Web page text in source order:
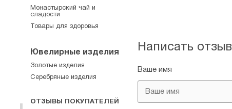
Написать отзыв
Ваше имя
Монастырский чай и
сладости
Товары для здоровья
Ювелирные изделия
Золотые изделия
Серебряные изделия
ОТЗЫВЫ ПОКУПАТЕЛЕЙ